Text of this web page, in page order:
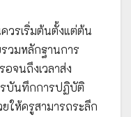
วรเริ่มต้นตั้งแต่ต้น
วมหลักฐานการ
จนถึงเวลาส่ง
รบันทึกการปฏิบัติ
ให้ครูสามารถระลึก